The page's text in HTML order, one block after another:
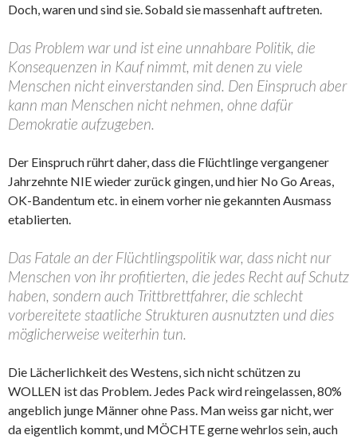
Doch, waren und sind sie. Sobald sie massenhaft auftreten.
Das Problem war und ist eine unnahbare Politik, die
Konsequenzen in Kauf nimmt, mit denen zu viele
Menschen nicht einverstanden sind. Den Einspruch aber
kann man Menschen nicht nehmen, ohne dafür
Demokratie aufzugeben.
Der Einspruch rührt daher, dass die Flüchtlinge vergangener
Jahrzehnte NIE wieder zurück gingen, und hier No Go Areas,
OK-Bandentum etc. in einem vorher nie gekannten Ausmass
etablierten.
Das Fatale an der Flüchtlingspolitik war, dass nicht nur
Menschen von ihr profitierten, die jedes Recht auf Schutz
haben, sondern auch Trittbrettfahrer, die schlecht
vorbereitete staatliche Strukturen ausnutzten und dies
möglicherweise weiterhin tun.
Die Lächerlichkeit des Westens, sich nicht schützen zu
WOLLEN ist das Problem. Jedes Pack wird reingelassen, 80%
angeblich junge Männer ohne Pass. Man weiss gar nicht, wer
da eigentlich kommt, und MÖCHTE gerne wehrlos sein, auch